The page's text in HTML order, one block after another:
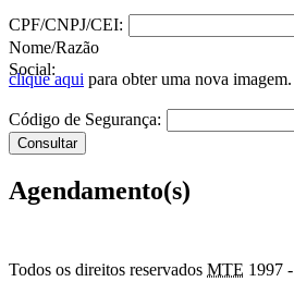
CPF/CNPJ/CEI:
Nome/Razão
Social:
clique aqui para obter uma nova imagem.
Código de Segurança:
Agendamento(s)
Todos os direitos reservados MTE 1997 -